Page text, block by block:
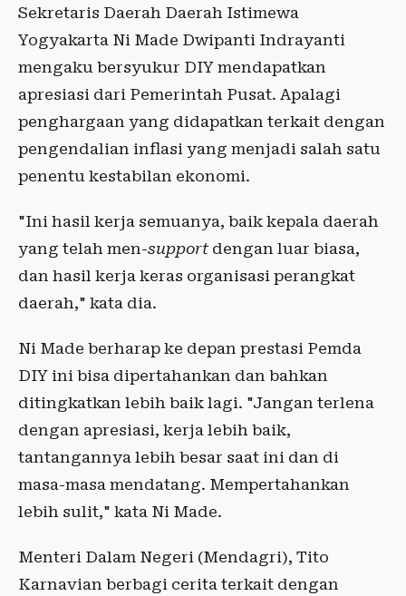
Sekretaris Daerah Daerah Istimewa
Yogyakarta Ni Made Dwipanti Indrayanti
mengaku bersyukur DIY mendapatkan
apresiasi dari Pemerintah Pusat. Apalagi
penghargaan yang didapatkan terkait dengan
pengendalian inflasi yang menjadi salah satu
penentu kestabilan ekonomi.
"Ini hasil kerja semuanya, baik kepala daerah
yang telah men-support dengan luar biasa,
dan hasil kerja keras organisasi perangkat
daerah," kata dia.
Ni Made berharap ke depan prestasi Pemda
DIY ini bisa dipertahankan dan bahkan
ditingkatkan lebih baik lagi. "Jangan terlena
dengan apresiasi, kerja lebih baik,
tantangannya lebih besar saat ini dan di
masa-masa mendatang. Mempertahankan
lebih sulit," kata Ni Made.
Menteri Dalam Negeri (Mendagri), Tito
Karnavian berbagi cerita terkait dengan